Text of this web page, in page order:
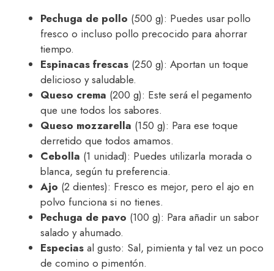
Pechuga de pollo (500 g): Puedes usar pollo
fresco o incluso pollo precocido para ahorrar
tiempo.
Espinacas frescas (250 g): Aportan un toque
delicioso y saludable.
Queso crema (200 g): Este será el pegamento
que une todos los sabores.
Queso mozzarella (150 g): Para ese toque
derretido que todos amamos.
Cebolla (1 unidad): Puedes utilizarla morada o
blanca, según tu preferencia.
Ajo (2 dientes): Fresco es mejor, pero el ajo en
polvo funciona si no tienes.
Pechuga de pavo (100 g): Para añadir un sabor
salado y ahumado.
Especias al gusto: Sal, pimienta y tal vez un poco
de comino o pimentón.